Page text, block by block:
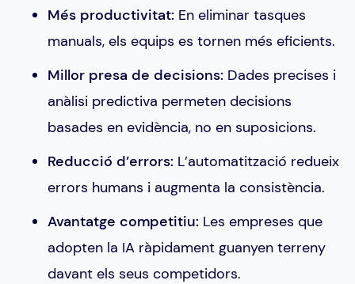
Més productivitat: En eliminar tasques
manuals, els equips es tornen més eficients.
Millor presa de decisions: Dades precises i
anàlisi predictiva permeten decisions
basades en evidència, no en suposicions.
Reducció d’errors: L’automatització redueix
errors humans i augmenta la consistència.
Avantatge competitiu: Les empreses que
adopten la IA ràpidament guanyen terreny
davant els seus competidors.